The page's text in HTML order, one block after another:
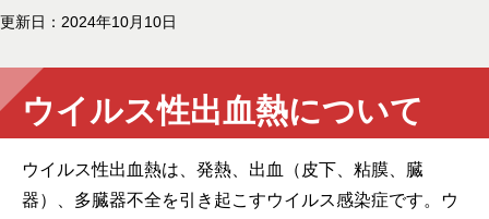
更新日：2024年10月10日
ウイルス性出血熱について
ウイルス性出血熱は、発熱、出血（皮下、粘膜、臓
器）、多臓器不全を引き起こすウイルス感染症です。ウ